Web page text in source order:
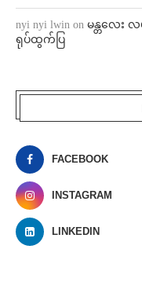
nyi nyi lwin on မန္တလေး
ရုပ်ထွက်ပြ
FACEBOOK
INSTAGRAM
LINKEDIN